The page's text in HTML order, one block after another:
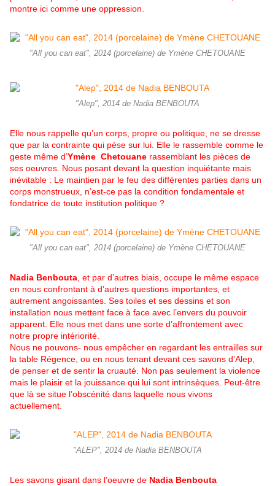
montre ici comme une oppression.
"All you can eat", 2014 (porcelaine) de Ymène CHETOUANE
"Alep", 2014 de Nadia BENBOUTA
Elle nous rappelle qu’un corps, propre ou politique, ne se dresse
que par la contrainte qui pèse sur lui. Elle le rassemble comme le
geste même d’Ymène Chetouane rassemblant les pièces de
ses oeuvres. Nous posant devant la question inquiétante mais
inévitable : Le maintien par le feu des différentes parties dans un
corps monstrueux, n’est-ce pas la condition fondamentale et
fondatrice de toute institution politique ?
"All you can eat", 2014 (porcelaine) de Ymène CHETOUANE
Nadia Benbouta , et par d’autres biais, occupe le même espace
en nous confrontant à d’autres questions importantes, et
autrement angoissantes. Ses toiles et ses dessins et son
installation nous mettent face à face avec l’envers du pouvoir
apparent. Elle nous met dans une sorte d’affrontement avec
notre propre intériorité.
Nous ne pouvons- nous empêcher en regardant les entrailles sur
la table Régence, ou en nous tenant devant ces savons d’Alep,
de penser et de sentir la cruauté. Non pas seulement la violence
mais le plaisir et la jouissance qui lui sont intrinsèques. Peut-être
que là se situe l’obscénité dans laquelle nous vivons
actuellement.
"ALEP", 2014 de Nadia BENBOUTA
Les savons gisant dans l’oeuvre de Nadia Benbouta